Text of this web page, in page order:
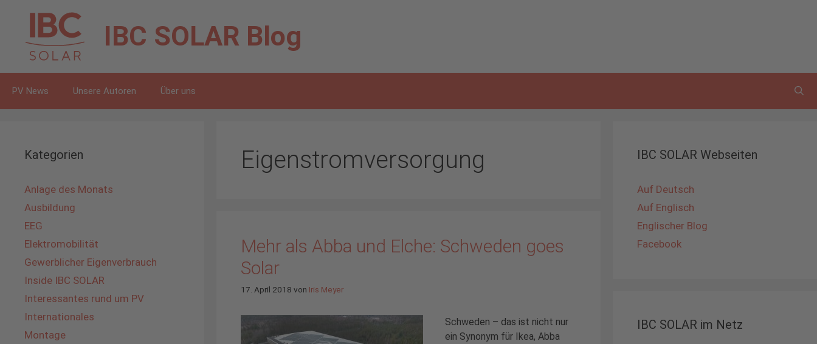
springen
IBC SOLAR Blog
PV News Unsere Autoren Über uns
Eigenstromversorgung
Mehr als Abba und Elche: Schweden goes
Solar
17. April 2018 von Iris Meyer
Schweden – das ist nicht nur
ein Synonym für Ikea, Abba
Kategorien
Anlage des Monats
Ausbildung
EEG
Elektromobilität
Gewerblicher Eigenverbrauch
Inside IBC SOLAR
Interessantes rund um PV
Internationales
Montage
IBC SOLAR Webseiten
Auf Deutsch
Auf Englisch
Englischer Blog
Facebook
IBC SOLAR im Netz